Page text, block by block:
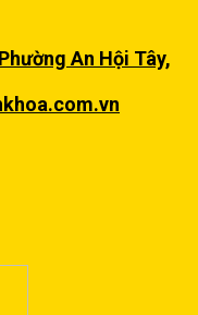
An Hội Tây,